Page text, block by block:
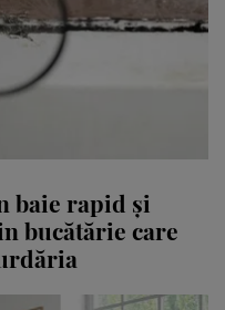
baie rapid și
bucătărie care